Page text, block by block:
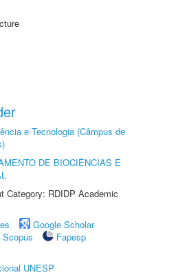
e Tecnologia (Câmpus de
DE BIOCIÊNCIAS E
Category: RDIDP Academic
Google Scholar
Scopus
Fapesp
UNESP